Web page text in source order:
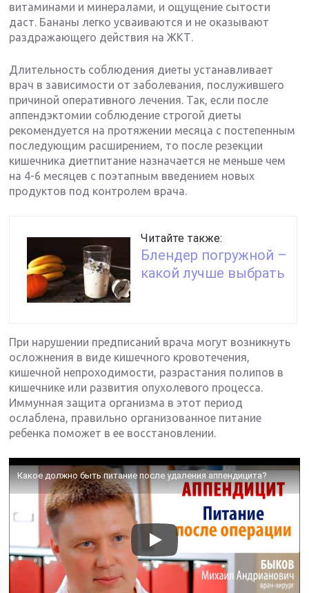
витаминами и минералами, и ощущение сытости
даст. Бананы легко усваиваются и не оказывают
раздражающего действия на ЖКТ.
Длительность соблюдения диеты устанавливает
врач в зависимости от заболевания, послужившего
причиной оперативного лечения. Так, если после
аппендэктомии соблюдение строгой диеты
рекомендуется на протяжении месяца с постепенным
последующим расширением, то после резекции
кишечника диетпитание назначается не меньше чем
на 4-6 месяцев с поэтапным введением новых
продуктов под контролем врача.
Читайте также:
Блендер погружной –
какой лучше выбрать
При нарушении предписаний врача могут возникнуть
осложнения в виде кишечного кровотечения,
кишечной непроходимости, разрастания полипов в
кишечнике или развития опухолевого процесса.
Иммунная защита организма в этот период
ослаблена, правильно организованное питание
ребенка поможет в ее восстановлении.
Какое должно быть питание после удаления аппендицита?